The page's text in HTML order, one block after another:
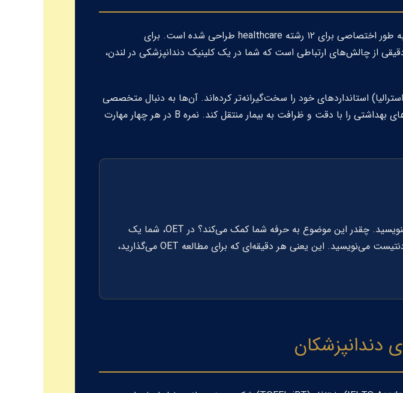
آزمون زبان انگلیسی حرفه‌ای (OET) تنها آزمون زبان انگلیسی در جهان است که به طور اختصاصی برای ۱۲ رشته healthcare طراحی شده است. برای
از چالش‌های ارتباطی است که شما در یک کلینیک دندانپزشکی در لندن،
استانداردهای خود را سخت‌گیرانه‌تر کرده‌اند. آن‌ها به دنبال متخصصی
هستند که نه تنها دانش علمی دارد، بلکه بتواند تشخیص، طرح درمان و توصیه‌های بهداشتی را با دقت و ظرافت به بیمار منتقل کند. نمره B در هر چهار مهارت
تصور کنید در بخش Writing آزمون آیلتس باید درباره "مزایای سفر با قطار" بنویسید. چقدر این موضوع به حرفه شما کمک می‌کند؟ در OET، شما یک
) برای یک بیمار با پریودنتیت پیشرفته به پریودنتیست می‌نویسید. این یعنی هر دقیقه‌ای که برای مطالعه OET می‌گذارید،